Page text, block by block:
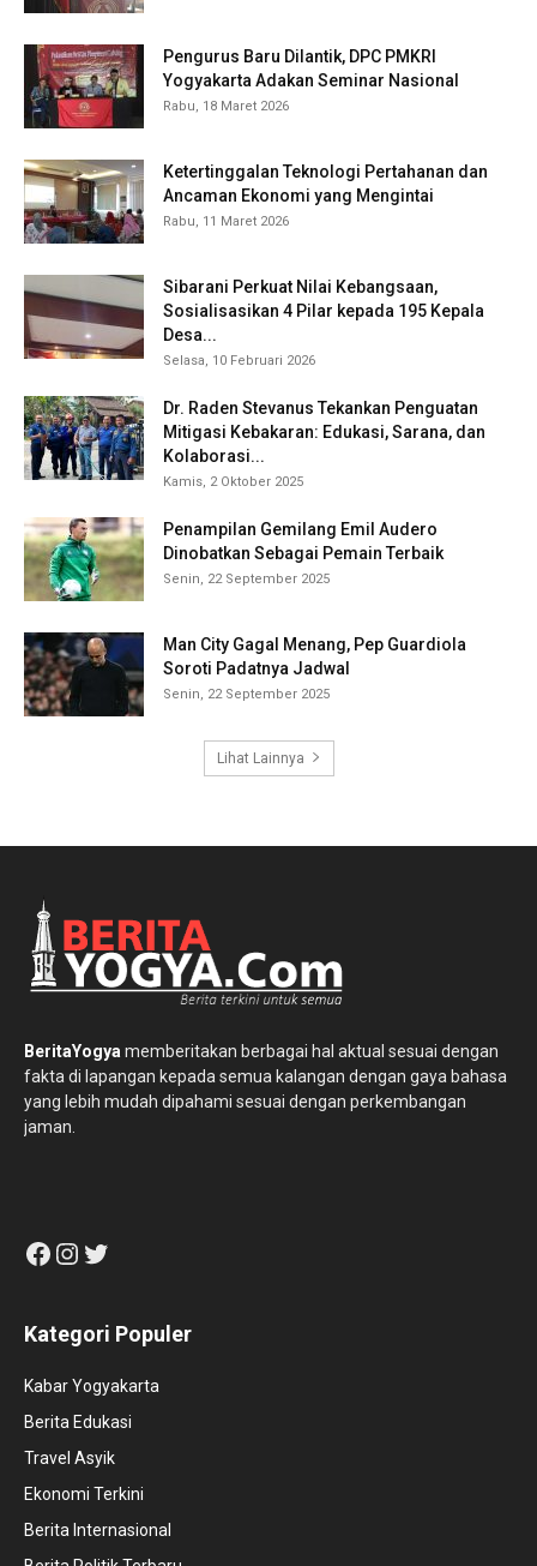
Pengurus Baru Dilantik, DPC PMKRI
Yogyakarta Adakan Seminar Nasional
Rabu, 18 Maret 2026
Ketertinggalan Teknologi Pertahanan dan
Ancaman Ekonomi yang Mengintai
Rabu, 11 Maret 2026
Sibarani Perkuat Nilai Kebangsaan,
Sosialisasikan 4 Pilar kepada 195 Kepala
Desa...
Selasa, 10 Februari 2026
Dr. Raden Stevanus Tekankan Penguatan
Mitigasi Kebakaran: Edukasi, Sarana, dan
Kolaborasi...
Kamis, 2 Oktober 2025
Penampilan Gemilang Emil Audero
Dinobatkan Sebagai Pemain Terbaik
Senin, 22 September 2025
Man City Gagal Menang, Pep Guardiola
Soroti Padatnya Jadwal
Senin, 22 September 2025
Lihat Lainnya
BeritaYogya memberitakan berbagai hal aktual sesuai dengan
fakta di lapangan kepada semua kalangan dengan gaya bahasa
yang lebih mudah dipahami sesuai dengan perkembangan
jaman.
Facebook
Instagram
Twitter
Kategori Populer
Kabar Yogyakarta
Berita Edukasi
Travel Asyik
Ekonomi Terkini
Berita Internasional